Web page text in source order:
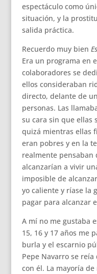
espectáculo como
situación, y la
salida práctica.
Recuerdo muy bien
Era un programa en
colaboradores se
ellos consideraban
directo, delante de
personas. Las
su cara sin que ellas
quizá mientras ellas
eran pobres y en la
realmente pensaban
alcanzarían a vivir
imposible de
yo caliente y ríase la
pagar para alcanzar
A mí no me gustaba
15, 16 y 17 años me
burla y el escarnio
Pepe Navarro se
con él. La mayoría